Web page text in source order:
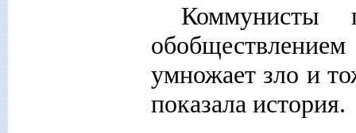
Коммунисты
умножает зло и
показала история.